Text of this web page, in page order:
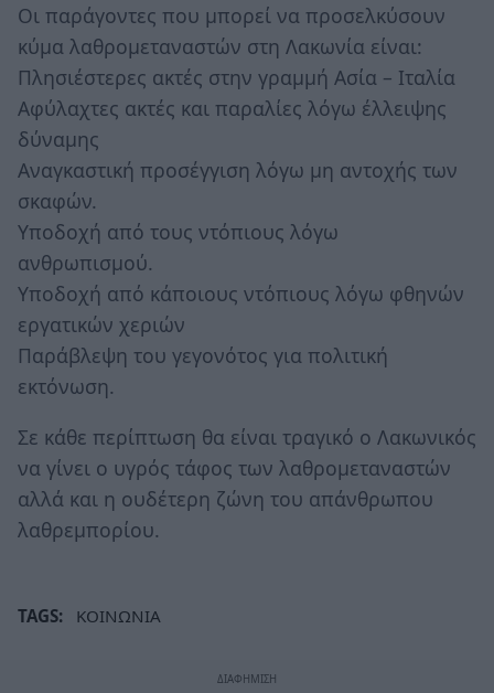
Οι παράγοντες που μπορεί να προσελκύσουν
κύμα λαθρομεταναστών στη Λακωνία είναι:
Πλησιέστερες ακτές στην γραμμή Ασία – Ιταλία
Αφύλαχτες ακτές και παραλίες λόγω έλλειψης
δύναμης
Αναγκαστική προσέγγιση λόγω μη αντοχής των
σκαφών.
Υποδοχή από τους ντόπιους λόγω
ανθρωπισμού.
Υποδοχή από κάποιους ντόπιους λόγω φθηνών
εργατικών χεριών
Παράβλεψη του γεγονότος για πολιτική
εκτόνωση.
Σε κάθε περίπτωση θα είναι τραγικό ο Λακωνικός
να γίνει ο υγρός τάφος των λαθρομεταναστών
αλλά και η ουδέτερη ζώνη του απάνθρωπου
λαθρεμπορίου.
TAGS: ΚΟΙΝΩΝΙΑ